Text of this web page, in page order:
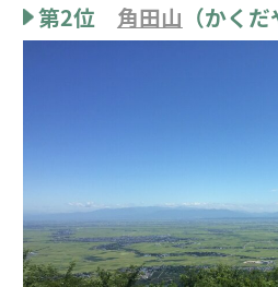
第2位 角田山 （かく